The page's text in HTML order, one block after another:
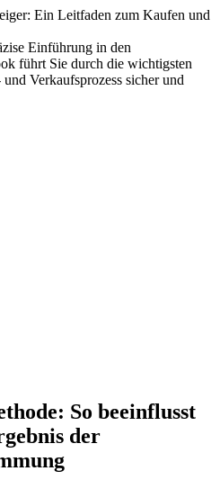
Ein Leitfaden zum Kaufen und
Einführung in den
führt Sie durch die wichtigsten
Verkaufsprozess sicher und
So beeinflusst
der